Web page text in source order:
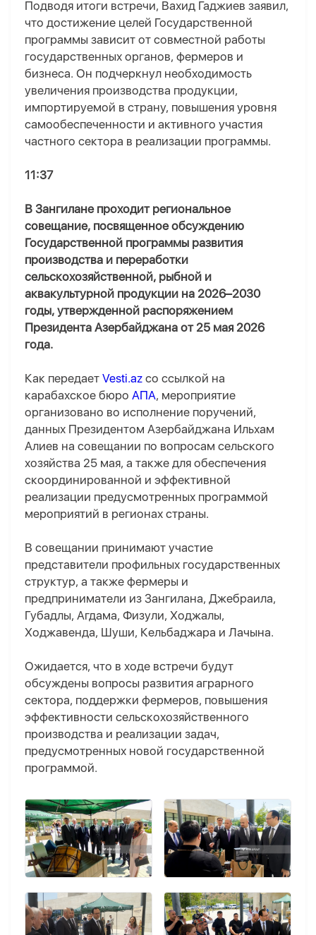
Подводя итоги встречи, Вахид Гаджиев заявил,
что достижение целей Государственной
программы зависит от совместной работы
государственных органов, фермеров и
бизнеса. Он подчеркнул необходимость
увеличения производства продукции,
импортируемой в страну, повышения уровня
самообеспеченности и активного участия
частного сектора в реализации программы.
11:37
В Зангилане проходит региональное
совещание, посвященное обсуждению
Государственной программы развития
производства и переработки
сельскохозяйственной, рыбной и
аквакультурной продукции на 2026–2030
годы, утвержденной распоряжением
Президента Азербайджана от 25 мая 2026
года.
Как передает Vesti.az со ссылкой на
карабахское бюро АПА, мероприятие
организовано во исполнение поручений,
данных Президентом Азербайджана Ильхам
Алиев на совещании по вопросам сельского
хозяйства 25 мая, а также для обеспечения
скоординированной и эффективной
реализации предусмотренных программой
мероприятий в регионах страны.
В совещании принимают участие
представители профильных государственных
структур, а также фермеры и
предприниматели из Зангилана, Джебраила,
Губадлы, Агдама, Физули, Ходжалы,
Ходжавенда, Шуши, Кельбаджара и Лачына.
Ожидается, что в ходе встречи будут
обсуждены вопросы развития аграрного
сектора, поддержки фермеров, повышения
эффективности сельскохозяйственного
производства и реализации задач,
предусмотренных новой государственной
программой.